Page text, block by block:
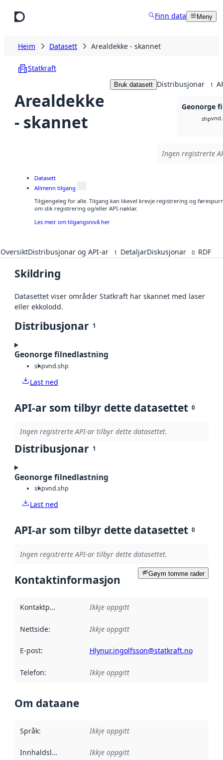
Finn data Meny
Heim Datasett Arealdekke - skannet
Statkraft
Arealdekke
- skannet
Bruk datasett Distribusjonar 1
Geonorge
shp
Ingen registrerte
Datasett
Allmenn tilgang
Tilgjengeleg for alle. Tilgang kan likevel krevje registrering og
om slik registrering og/eller API-nøklar.
Les meir om tilgangsnivå her
OversiktDistribusjonar og API-ar 1 DetaljarDiskusjonar 0 RDF
Skildring
Datasettet viser områder Statkraft har skannet med laser
eller ekkolodd.
Distribusjonar 1
Geonorge filnedlastning
shpvnd.shp
Last ned
API-ar som tilbyr dette datasettet 0
Ingen registrerte API-ar tilbyr dette datasettet.
Distribusjonar 1
Geonorge filnedlastning
shpvnd.shp
Last ned
API-ar som tilbyr dette datasettet 0
Ingen registrerte API-ar tilbyr dette datasettet.
Gøym tomme rader
Kontaktinformasjon
Kontaktpunkt Ikkje oppgitt
Nettside: Ikkje oppgitt
E-post: Hlynur.ingolfsson@statkraft.no
Telefon: Ikkje oppgitt
Om dataane
Språk: Ikkje oppgitt
Innhaldsleverandørar :
Ikkje oppgitt